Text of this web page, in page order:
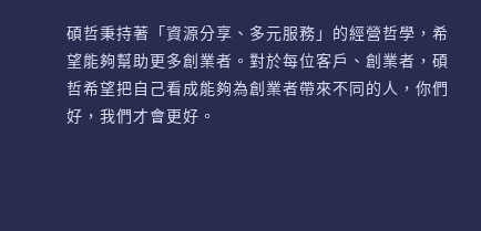
碩哲秉持著「資源分享、多元服務」的經營哲學，希
望能夠幫助更多創業者。對於每位客戶、創業者，碩
哲希望把自己看成能夠為創業者帶來不同的人，你們
好，我們才會更好。